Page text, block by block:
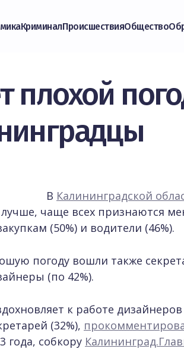
КриминалПроисшествияОбщество
плохой
В Калининградской
чаще всех признаются
(50%) и водители (46%).
погоду вошли также
(по 42%).
к работе дизайнеров
(32%),
года, собкору